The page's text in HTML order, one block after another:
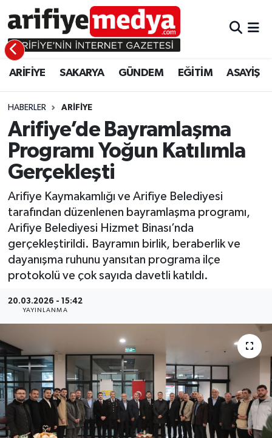
ARİFİYE SAKARYA GÜNDEM EĞİTİM ASAYİŞ
HABERLER ARİFİYE
Arifiye’de Bayramlaşma
Programı Yoğun Katılımla
Gerçekleşti
Arifiye Kaymakamlığı ve Arifiye Belediyesi
tarafından düzenlenen bayramlaşma programı,
Arifiye Belediyesi Hizmet Binası’nda
gerçekleştirildi. Bayramın birlik, beraberlik ve
dayanışma ruhunu yansıtan programa ilçe
protokolü ve çok sayıda davetli katıldı.
20.03.2026 - 15:42
YAYINLANMA
ARİFİYE
SAKARYA
GÜNDEM
EĞİTİM
ASAYİŞ
EKONOMİ
ARİFİYE
GÜNDEM
EĞİTİM
EKONOMİ
ASAYİŞ
Sakarya Hava Durumu
Sakarya Namaz Vakitleri
Sakarya Trafik Yoğunluk Haritası
Süper Lig Puan Durumu ve Fikstür
Tüm Manşetler
Son Dakika Haberleri
Haber Arşivi